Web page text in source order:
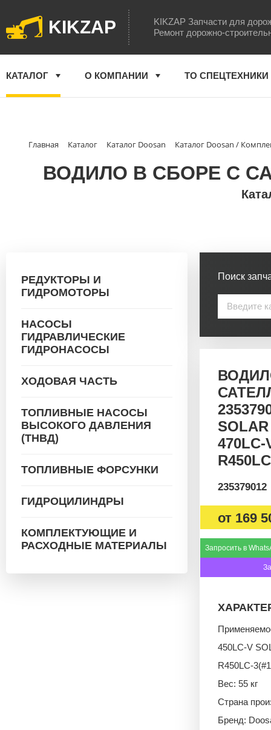
KIKZAP
KIKZAP Запчасти для
Ремонт дорожно-
КАТАЛОГ О КОМПАНИИ ТО СПЕЦТЕХНИКИ
Главная Каталог Каталог Doosan Каталог Doosan /
ВОДИЛО В СБОРЕ С
РЕДУКТОРЫ И
ГИДРОМОТОРЫ
НАСОСЫ
ГИДРАВЛИЧЕСКИЕ
ГИДРОНАСОСЫ
ХОДОВАЯ ЧАСТЬ
ТОПЛИВНЫЕ НАСОСЫ
ВЫСОКОГО ДАВЛЕНИЯ
(ТНВД)
ТОПЛИВНЫЕ ФОРСУНКИ
ГИДРОЦИЛИНДРЫ
КОМПЛЕКТУЮЩИЕ И
РАСХОДНЫЕ МАТЕРИАЛЫ
Поиск
470LC-
235379012
от 169
Запросить в
450LC-V
R450LC-
Вес: 55 кг
Страна
Бренд: